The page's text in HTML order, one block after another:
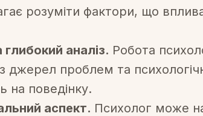
розуміти фактори, що
аналіз. Робота
джерел проблем та
на поведінку.
аспект. Психолог може